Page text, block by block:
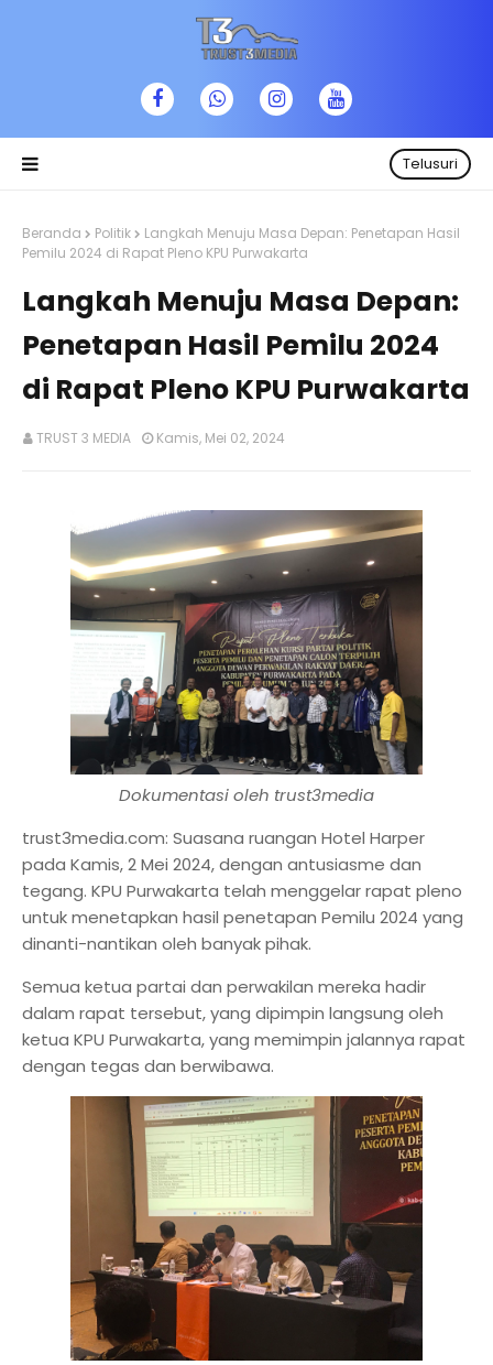
Telusuri
Beranda Politik
Langkah Menuju Masa Depan: Penetapan Hasil
Pemilu 2024 di Rapat Pleno KPU Purwakarta
Langkah Menuju Masa Depan:
Penetapan Hasil Pemilu 2024
di Rapat Pleno KPU Purwakarta
TRUST 3 MEDIA Kamis, Mei 02, 2024
Dokumentasi oleh trust3media
trust3media.com: Suasana ruangan Hotel Harper
pada Kamis, 2 Mei 2024, dengan antusiasme dan
tegang. KPU Purwakarta telah menggelar rapat pleno
untuk menetapkan hasil penetapan Pemilu 2024 yang
dinanti-nantikan oleh banyak pihak.
Semua ketua partai dan perwakilan mereka hadir
dalam rapat tersebut, yang dipimpin langsung oleh
ketua KPU Purwakarta, yang memimpin jalannya rapat
dengan tegas dan berwibawa.